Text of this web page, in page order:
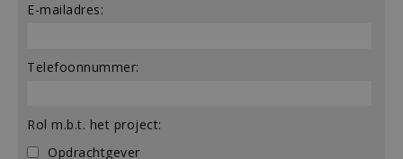
E-mailadres:
Telefoonnummer:
Rol m.b.t. het project:
Opdrachtgever